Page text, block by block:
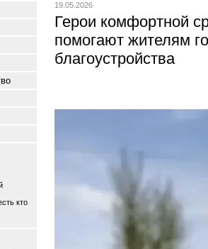
кто
19.05.2026
Герои комфортной
помогают жителям
благоустройства